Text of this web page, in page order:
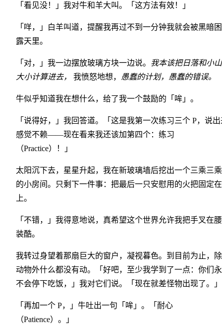
「看见没！」我对牛和羊大叫。「这方法有效！」
「咩，」白羊叫道，提醒我再过不到一分钟我就会被黑暗
露天里。
「对，」我一边摆放玻璃方块一边说。 我本该把日落和小
大小计算进去，
我愤怒地想， 愚蠢的计划，愚蠢的错误。
牛似乎知道我在想什么，给了我一个鼓励的「哞」。
「说得好，」我回答道。「这是我第一次练习三个 P，说
感觉不赖——现在看来我还该加第四个：练习
（Practice）！」
太阳沉下去，星星升起，我在新玻璃墙后挖出一个三乘三
的小房间。只剩下一件事：把最后一只安慰用的火把固定
上。
「不错，」我得意地说，真希望这个世界允许我把手叉在
装酷。
我转过身望着那扇巨大的窗户，凝视暮色。到目前为止，
动物外什么都没有动。「好吧，至少我学到了一点：你们
不会停下吃饭，」我对它们说。「现在就差怪物出现了。」
「再加一个 P，」牛吐出一句「哞」。「耐心
（Patience）。」